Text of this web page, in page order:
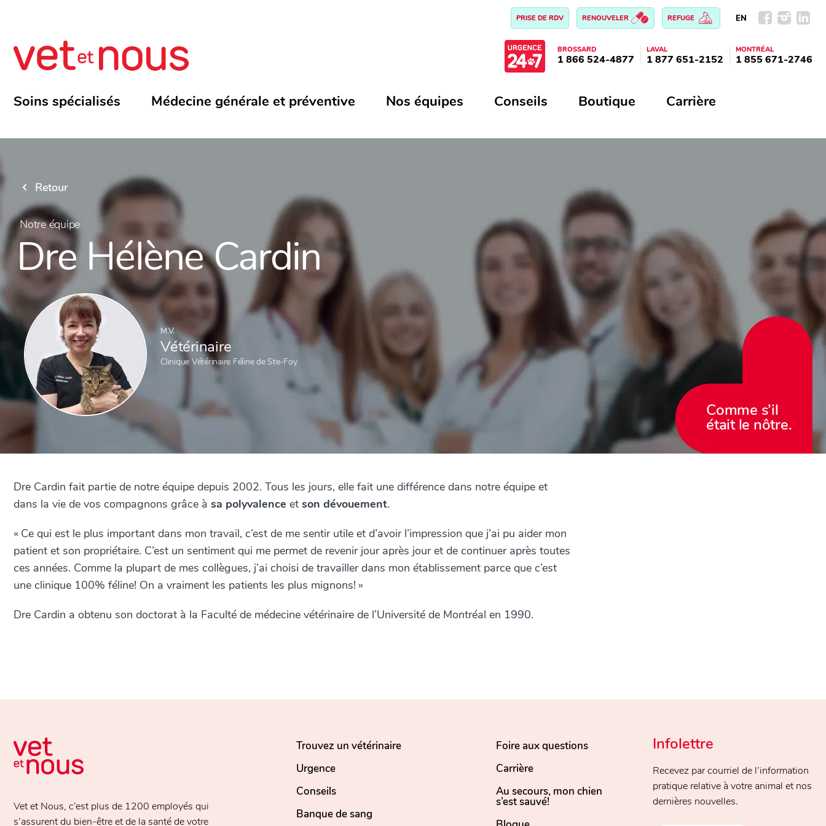
PRISE DE RDV RENOUVELER REFUGE EN
BROSSARD
1 866 524-4877
LAVAL
1 877 651-2152
MONTRÉAL
1 855 671-2746
Soins spécialisés Médecine générale et préventive Nos équipes Conseils Boutique Carrière
Retour
Notre équipe
Dre Hélène Cardin
M.V.
Vétérinaire
Clinique Vétérinaire Féline de Ste-Foy
Comme s’il
était le nôtre.
Dre Cardin fait partie de notre équipe depuis 2002. Tous les jours, elle fait une différence dans notre équipe et
dans la vie de vos compagnons grâce à sa polyvalence et son dévouement.
« Ce qui est le plus important dans mon travail, c’est de me sentir utile et d’avoir l’impression que j’ai pu aider mon
patient et son propriétaire. C’est un sentiment qui me permet de revenir jour après jour et de continuer après toutes
ces années. Comme la plupart de mes collègues, j’ai choisi de travailler dans mon établissement parce que c’est
une clinique 100% féline! On a vraiment les patients les plus mignons! »
Dre Cardin a obtenu son doctorat à la Faculté de médecine vétérinaire de l’Université de Montréal en 1990.
Vet et Nous, c’est plus de 1200 employés qui
s’assurent du bien-être et de la santé de votre
Trouvez un vétérinaire
Urgence
Conseils
Banque de sang
Foire aux questions
Carrière
Au secours, mon chien
s’est sauvé!
Infolettre
Recevez par courriel de l’information
pratique relative à votre animal et nos
dernières nouvelles.